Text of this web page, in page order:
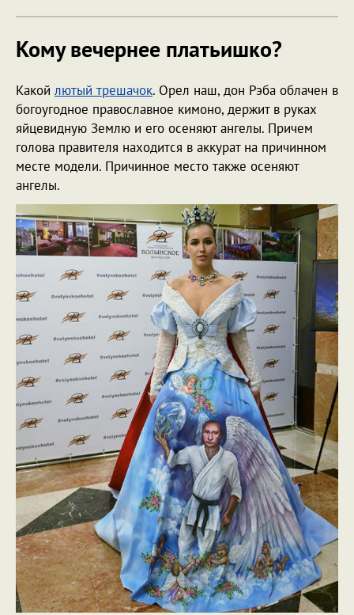
Кому вечернее платьишко?
Какой лютый трешачок. Орел наш, дон Рэба облачен в
богоугодное православное кимоно, держит в руках
яйцевидную Землю и его осеняют ангелы. Причем
голова правителя находится в аккурат на причинном
месте модели. Причинное место также осеняют
ангелы.